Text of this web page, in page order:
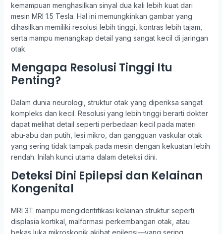
kemampuan menghasilkan sinyal dua kali lebih kuat dari
mesin MRI 1.5 Tesla. Hal ini memungkinkan gambar yang
dihasilkan memiliki resolusi lebih tinggi, kontras lebih tajam,
serta mampu menangkap detail yang sangat kecil di jaringan
otak.
Mengapa Resolusi Tinggi Itu
Penting?
Dalam dunia neurologi, struktur otak yang diperiksa sangat
kompleks dan kecil. Resolusi yang lebih tinggi berarti dokter
dapat melihat detail seperti perbedaan kecil pada materi
abu-abu dan putih, lesi mikro, dan gangguan vaskular otak
yang sering tidak tampak pada mesin dengan kekuatan lebih
rendah. Inilah kunci utama dalam deteksi dini.
Deteksi Dini Epilepsi dan Kelainan
Kongenital
MRI 3T mampu mengidentifikasi kelainan struktur seperti
displasia kortikal, malformasi perkembangan otak, atau
bekas luka mikroskopik akibat epilepsi—yang sering